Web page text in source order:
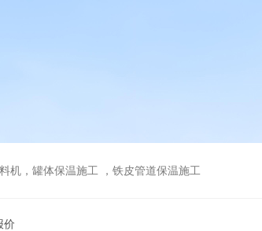
机，罐体保温施工 ，铁皮管道保温施工
价